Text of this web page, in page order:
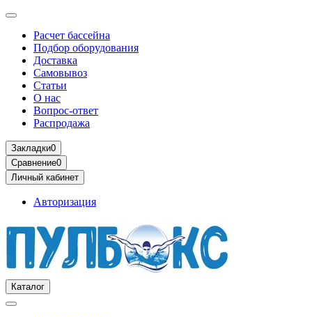
Расчет бассейна
Подбор оборудования
Доставка
Самовывоз
Статьи
О нас
Вопрос-ответ
Распродажа
Закладки0
Сравнение0
Личный кабинет
Авторизация
Каталог